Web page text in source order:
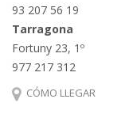
93 207 56 19
Tarragona
Fortuny 23, 1º
977 217 312
CÓMO LLEGAR